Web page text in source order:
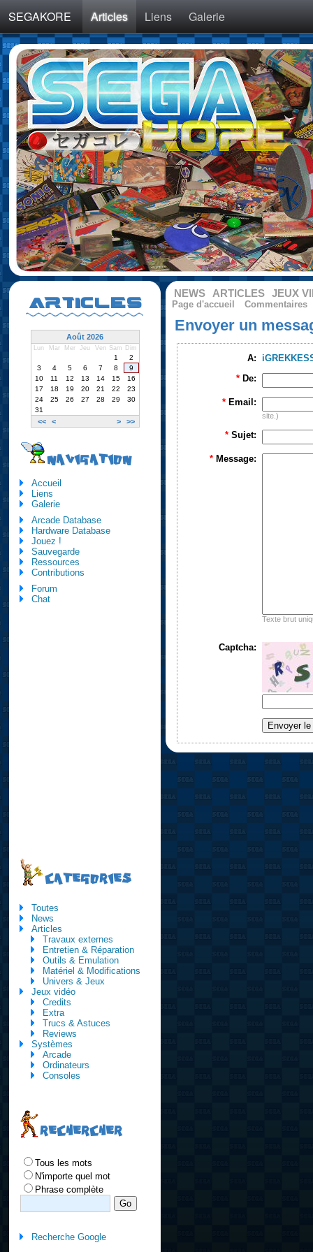
SEGAKORE Articles Liens Galerie
NEWS ARTICLES JEUX
Page d'accueil Commentaires
Envoyer un
A:
* De:
* Email:
site.)
* Sujet:
* Message:
Texte brut
Captcha:
ARTICLES
Août 2026
Lun Mar Mer Jeu Ven Sam Dim
<< < > >>
1
2
3
4 5 6 7 8
9
10
11 12 13 14 15
16
17
18 19 20 21 22
23
24
25 26 27 28 29
30
31
NAVIGATION
Accueil
Liens
Galerie
Arcade Database
Hardware Database
Jouez !
Sauvegarde
Ressources
Contributions
Forum
Chat
CATEGORIES
Toutes
News
Articles
Travaux externes
Entretien & Réparation
Outils & Emulation
Matériel & Modifications
Univers & Jeux
Jeux vidéo
Credits
Extra
Trucs & Astuces
Reviews
Systèmes
Arcade
Ordinateurs
Consoles
RECHERCHER
Tous les mots
N'importe quel mot
Phrase complète
Recherche Google